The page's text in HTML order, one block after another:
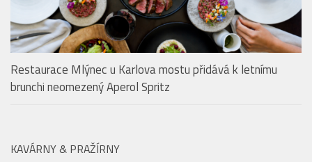
Restaurace Mlýnec u Karlova mostu přidává k letnímu
brunchi neomezený Aperol Spritz
KAVÁRNY & PRAŽÍRNY